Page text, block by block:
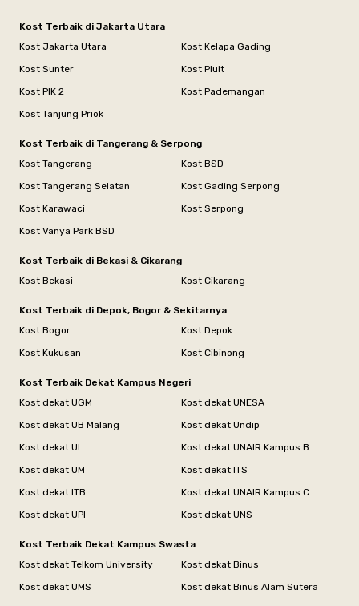
Kost Terbaik di Jakarta Utara
Kost Jakarta Utara
Kost Kelapa Gading
Kost Sunter
Kost Pluit
Kost PIK 2
Kost Pademangan
Kost Tanjung Priok
Kost Terbaik di Tangerang & Serpong
Kost Tangerang
Kost BSD
Kost Tangerang Selatan
Kost Gading Serpong
Kost Karawaci
Kost Serpong
Kost Vanya Park BSD
Kost Terbaik di Bekasi & Cikarang
Kost Bekasi
Kost Cikarang
Kost Terbaik di Depok, Bogor & Sekitarnya
Kost Bogor
Kost Depok
Kost Kukusan
Kost Cibinong
Kost Terbaik Dekat Kampus Negeri
Kost dekat UGM
Kost dekat UNESA
Kost dekat UB Malang
Kost dekat Undip
Kost dekat UI
Kost dekat UNAIR Kampus B
Kost dekat UM
Kost dekat ITS
Kost dekat ITB
Kost dekat UNAIR Kampus C
Kost dekat UPI
Kost dekat UNS
Kost Terbaik Dekat Kampus Swasta
Kost dekat Telkom University
Kost dekat Binus
Kost dekat UMS
Kost dekat Binus Alam Sutera